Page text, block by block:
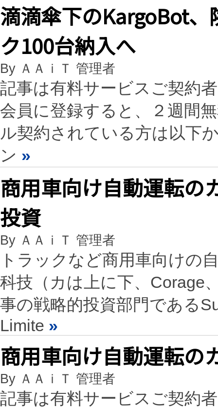
滴滴傘下のKargoBot
ク100台納入へ
By ＡＡｉＴ 管理者
記事は有料サービスご契約
会員に登録すると、２週間
ル契約されている方は以下
ン »
商用車向け自動運転の
投資
By ＡＡｉＴ 管理者
トラックなど商用車向けの
科技（カは上に下、Corage
事の戦略的投資部門である
Limite »
商用車向け自動運転の
By ＡＡｉＴ 管理者
記事は有料サービスご契約